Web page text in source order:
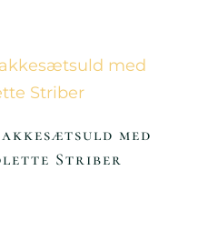
med
Striber